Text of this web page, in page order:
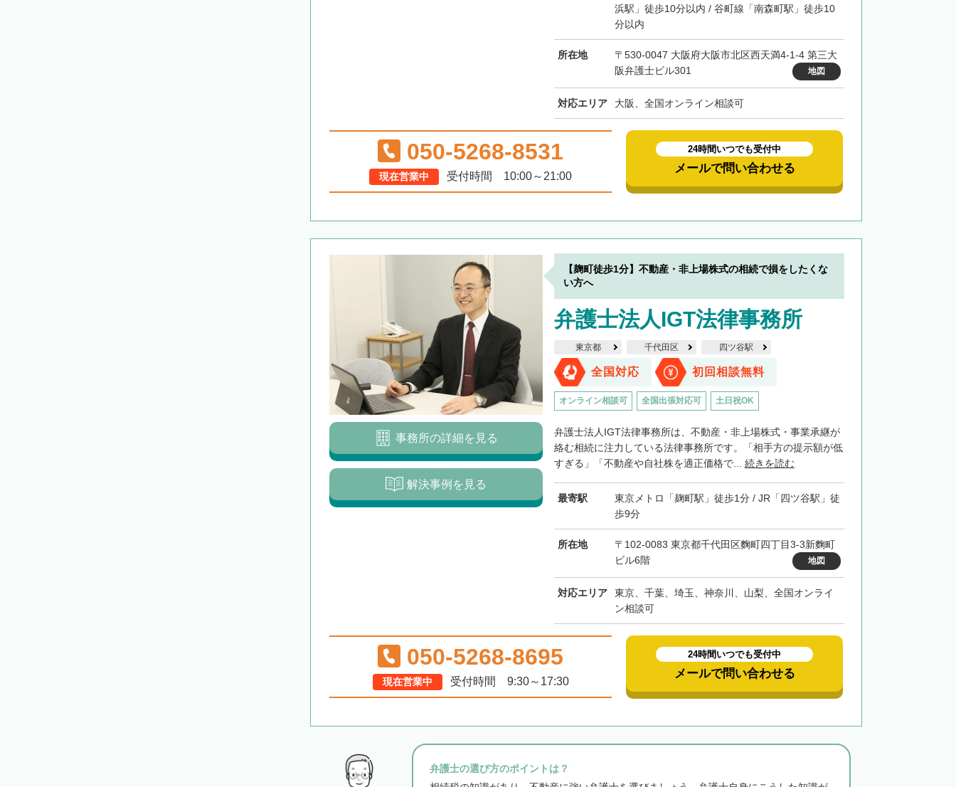
浜駅」徒歩10分以内 / 谷町線「南森町駅」徒歩10
分以内
所在地
〒530-0047 大阪府大阪市北区西天満4-1-4 第三大
阪弁護士ビル301
地図
対応エリア 大阪、全国オンライン相談可
050-5268-8531
現在営業中 受付時間 10:00～21:00
24時間いつでも受付中
メールで問い合わせる
【麹町徒歩1分】不動産・非上場株式の相続で損をしたくな
い方へ
弁護士法人IGT法律事務所
東京都 千代田区 四ツ谷駅
全国対応 初回相談無料
オンライン相談可 全国出張対応可 土日祝OK
弁護士法人IGT法律事務所は、不動産・非上場株式・事業承継が
絡む相続に注力している法律事務所です。「相手方の提示額が低
すぎる」「不動産や自社株を適正価格で... 続きを読む
最寄駅
東京メトロ「麹町駅」徒歩1分 / JR「四ツ谷駅」徒
歩9分
所在地
〒102-0083 東京都千代田区麴町四丁目3-3新麴町
ビル6階
地図
対応エリア
東京、千葉、埼玉、神奈川、山梨、全国オンライ
ン相談可
事務所の詳細を見る
解決事例を見る
050-5268-8695
現在営業中 受付時間 9:30～17:30
24時間いつでも受付中
メールで問い合わせる
弁護士の選び方のポイントは？